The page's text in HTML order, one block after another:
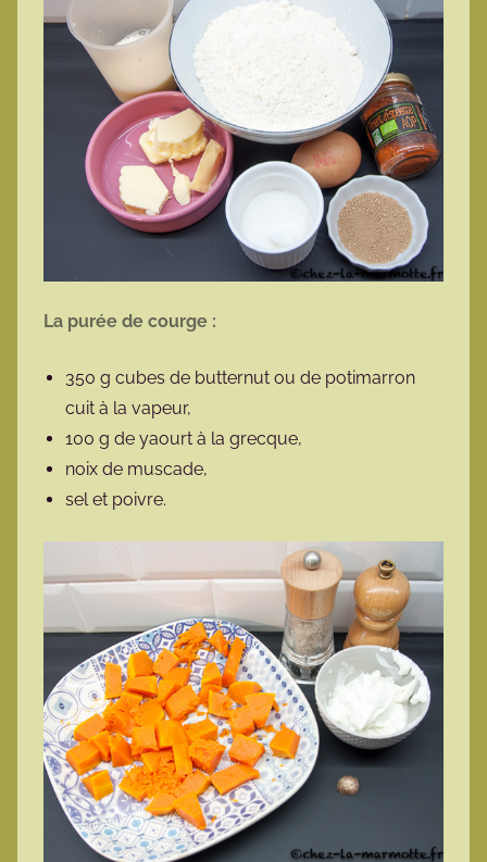
La purée de courge :
350 g cubes de butternut ou de potimarron
cuit à la vapeur,
100 g de yaourt à la grecque,
noix de muscade,
sel et poivre.